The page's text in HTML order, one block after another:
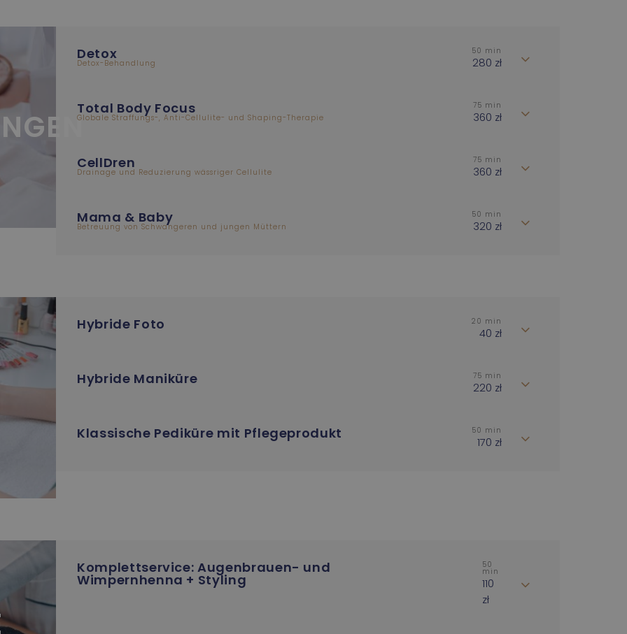
Detox
Detox-Behandlung
50 min
280 zł
Total Body Focus
Globale Straffungs-, Anti-Cellulite- und Shaping-Therapie
75 min
360 zł
CellDren
Drainage und Reduzierung wässriger Cellulite
75 min
360 zł
Mama & Baby
Betreuung von Schwangeren und jungen Müttern
50 min
320 zł
Hybride Foto 20 min
40 zł
Hybride Maniküre 75 min
220 zł
Klassische Pediküre mit Pflegeprodukt 50 min
170 zł
Komplettservice: Augenbrauen- und
Wimpernhenna + Styling
50
min
110
zł